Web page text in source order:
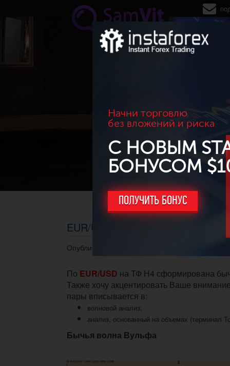
Перейти к основному содержанию
Начни торговлю
без вложений и риска
С НОВЫМ
БОНУСОМ
ПОЛУЧИТЬ БОНУС
EUR/USD. H4, 08.07.2015г. -
Опубликовано 08.07.2015 в 09:46.
По EUR/USD на ТФ Н4 сформирована
Также хочу акцентировать Ваше
пары вписывается в:
волновой анализ;
анализ, основанный на объемах (терминал
Бычья волна Вульфа